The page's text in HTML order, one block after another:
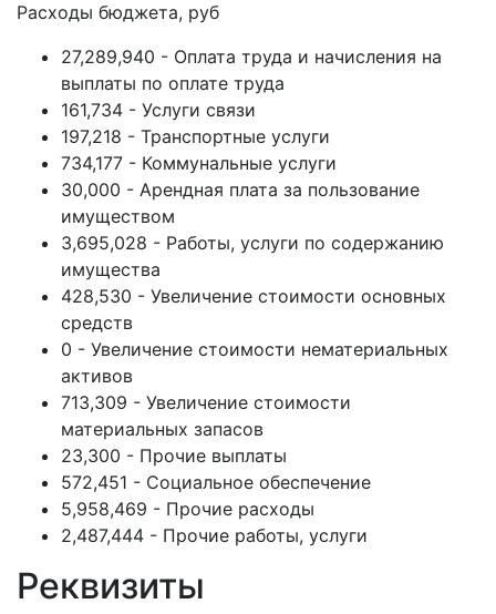
Расходы бюджета, руб
27,289,940 - Оплата труда и начисления на
выплаты по оплате труда
161,734 - Услуги связи
197,218 - Транспортные услуги
734,177 - Коммунальные услуги
30,000 - Арендная плата за пользование
имуществом
3,695,028 - Работы, услуги по содержанию
имущества
428,530 - Увеличение стоимости основных
средств
0 - Увеличение стоимости нематериальных
активов
713,309 - Увеличение стоимости
материальных запасов
23,300 - Прочие выплаты
572,451 - Социальное обеспечение
5,958,469 - Прочие расходы
2,487,444 - Прочие работы, услуги
Реквизиты